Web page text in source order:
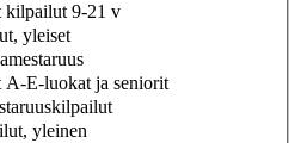
kilpailut 9-21 v
yleiset
A-E-luokat ja seniorit
yleinen